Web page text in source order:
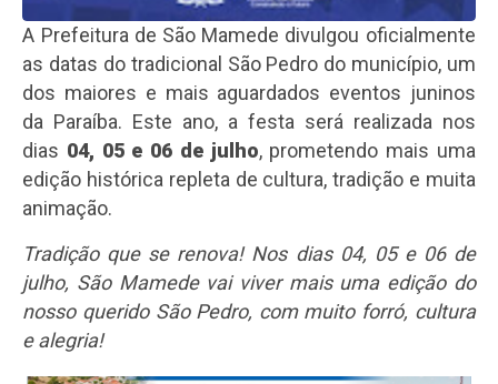
A Prefeitura de São Mamede divulgou oficialmente
as datas do tradicional São Pedro do município, um
dos maiores e mais aguardados eventos juninos
da Paraíba. Este ano, a festa será realizada nos
dias 04, 05 e 06 de julho, prometendo mais uma
edição histórica repleta de cultura, tradição e muita
animação.
Tradição que se renova! Nos dias 04, 05 e 06 de
julho, São Mamede vai viver mais uma edição do
nosso querido São Pedro, com muito forró, cultura
e alegria!